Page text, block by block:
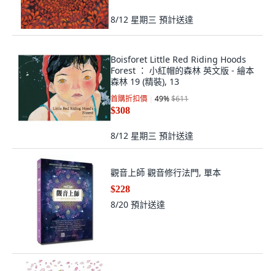
8/12 星期三 預計送達
Boisforet Little Red Riding Hoods
Forest ： 小紅帽的森林 英文版 - 繪本
森林 19 (精裝), 13
首購折扣價 49%$611
$308
8/12 星期三 預計送達
觀音上師 觀音修行法門, 單本
$228
8/20 預計送達